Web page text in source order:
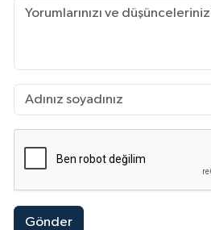
Gönder